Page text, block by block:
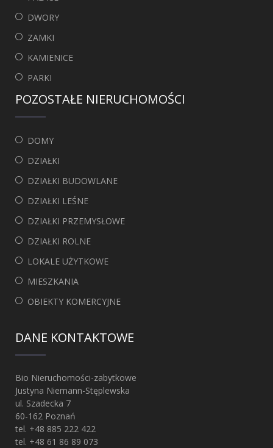
DWORY
ZAMKI
KAMIENICE
PARKI
POZOSTAŁE NIERUCHOMOŚCI
DOMY
DZIAŁKI
DZIAŁKI BUDOWLANE
DZIAŁKI LEŚNE
DZIAŁKI PRZEMYSŁOWE
DZIAŁKI ROLNE
LOKALE UŻYTKOWE
MIESZKANIA
OBIEKTY KOMERCYJNE
DANE KONTAKTOWE
Bio Nieruchomości-zabytkowe
Justyna Niemann-Stęplewska
ul. Szadecka 7
60-162 Poznań
tel. +48 885 222 422
tel. +48 61 86 89 073